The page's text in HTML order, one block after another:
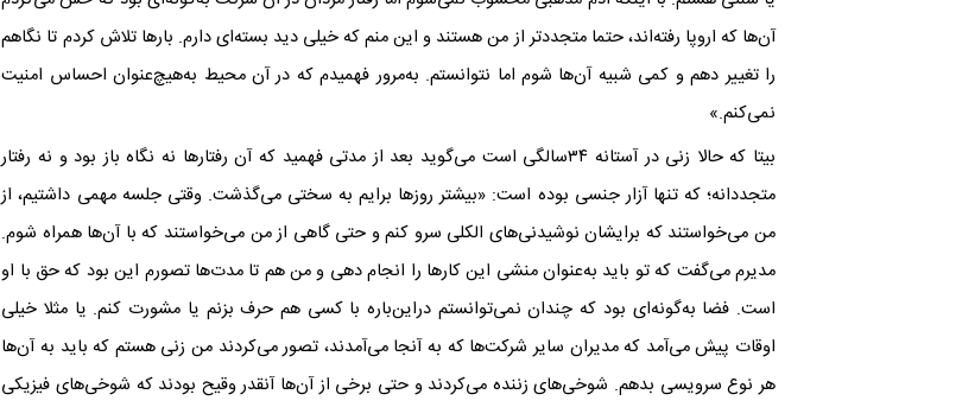
آن‌ها که اروپا رفته‌اند، حتما متجددتر از من هستند و این منم که خیلی دید بسته‌ای دارم. بارها تلاش کردم تا نگاهم
را تغییر دهم و کمی شبیه آن‌ها شوم اما نتوانستم. به‌مرور فهمیدم که در آن محیط به‌هیچ‌‌عنوان احساس امنیت
نمی‌کنم.»
بیتا که حالا زنی در آستانه ۳۴سالگی است می‌گوید بعد از مدتی فهمید که آن رفتارها نه نگاه باز بود و نه رفتار
متجددانه؛ که تنها آزار جنسی بوده است: «بیشتر روزها برایم به سختی می‌گذشت. وقتی جلسه مهمی داشتیم، از
من می‌خواستند که برایشان نوشیدنی‌های الکلی سرو کنم و حتی گاهی از من می‌خواستند که با آن‌ها همراه شوم.
مدیرم می‌گفت که تو باید به‌عنوان منشی این کارها را انجام دهی و من هم تا مدت‌ها تصورم این بود که حق با او
است. فضا به‌گونه‌ای بود که چندان نمی‌توانستم در‌این‌باره با کسی هم حرف بزنم یا مشورت کنم. یا مثلا خیلی
اوقات پیش می‌آمد که مدیران سایر شرکت‌ها که به آنجا می‌آمدند، تصور می‌کردند من زنی هستم که باید به آن‌ها
هر نوع سرویسی بدهم. شوخی‌های زننده می‌کردند و حتی برخی از آن‌ها آنقدر وقیح بودند که شوخی‌های فیزیکی